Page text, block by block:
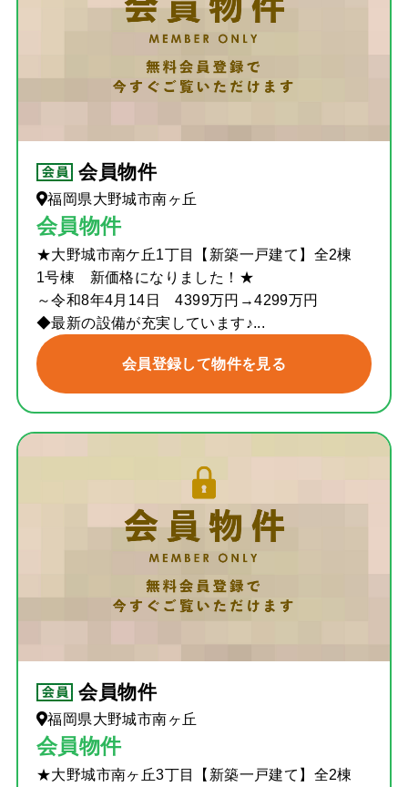
会員物件
福岡県大野城市南ヶ丘
会員物件
★大野城市南ケ丘1丁目【新築一戸建て】全2棟
1号棟 新価格になりました！★
～令和8年4月14日 4399万円→4299万円
◆最新の設備が充実しています♪...
会員登録して物件を見る
会員物件
福岡県大野城市南ヶ丘
会員物件
★大野城市南ヶ丘3丁目【新築一戸建て】全2棟